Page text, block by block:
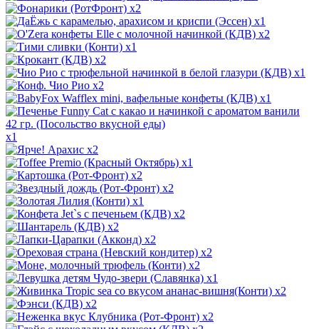
x2
x1
x2
x1
x2
x1
x2
x1
x1
x2
x1
x2
x2
x1
x2
x2
x2
x2
x2
x1
x2
x2
x2